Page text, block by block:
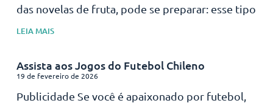
das novelas de fruta, pode se preparar: esse tipo
LEIA MAIS
Assista aos Jogos do Futebol Chileno
19 de fevereiro de 2026
Publicidade Se você é apaixonado por futebol,